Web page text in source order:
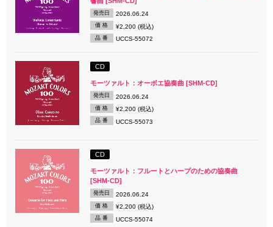
発売日 2026.06.24
価 格 ¥2,200 (税込)
品 番 UCCS-55072
CD
モーツァルト：オーボエ協奏曲 [SHM-CD]
発売日 2026.06.24
価 格 ¥2,200 (税込)
品 番 UCCS-55073
CD
モーツァルト：フルートとハープのための協奏曲
[SHM-CD]
発売日 2026.06.24
価 格 ¥2,200 (税込)
品 番 UCCS-55074